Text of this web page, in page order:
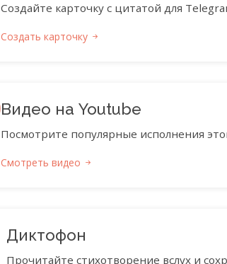
Создайте карточку с цитатой для
Создать карточку
Видео на Youtube
Посмотрите популярные исполнения
Смотреть видео
Диктофон
Прочитайте стихотворение вслух и